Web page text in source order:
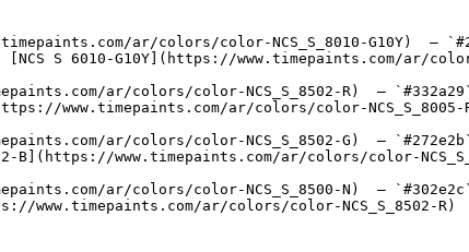
ar/colors/color-NCS_S_8010-G10Y)
[NCS S 6010-G10Y](https://www.timepaints.com/ar/
ar/colors/color-NCS_S_8502-R)  —
www.timepaints.com/ar/colors/color-
ar/colors/color-NCS_S_8502-G)  —
B](https://www.timepaints.com/ar/colors/color-
ar/colors/color-NCS_S_8500-N)  —
www.timepaints.com/ar/colors/color-NCS_S_8502-